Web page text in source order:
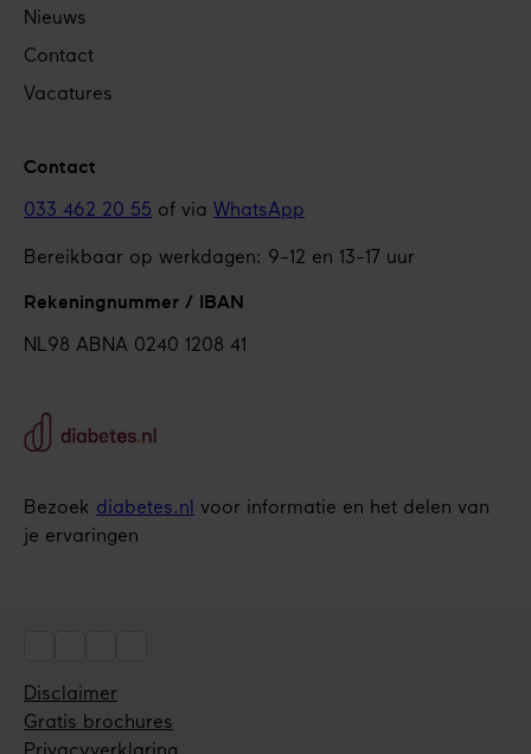
Nieuws
Contact
Vacatures
Utils
Disclaimer
Gratis brochures
Contact
033 462 20 55 of via WhatsApp
Bereikbaar op werkdagen: 9-12 en 13-17 uur
Rekeningnummer / IBAN
NL98 ABNA 0240 1208 41
Bezoek diabetes.nl
voor informatie en het delen van
je ervaringen